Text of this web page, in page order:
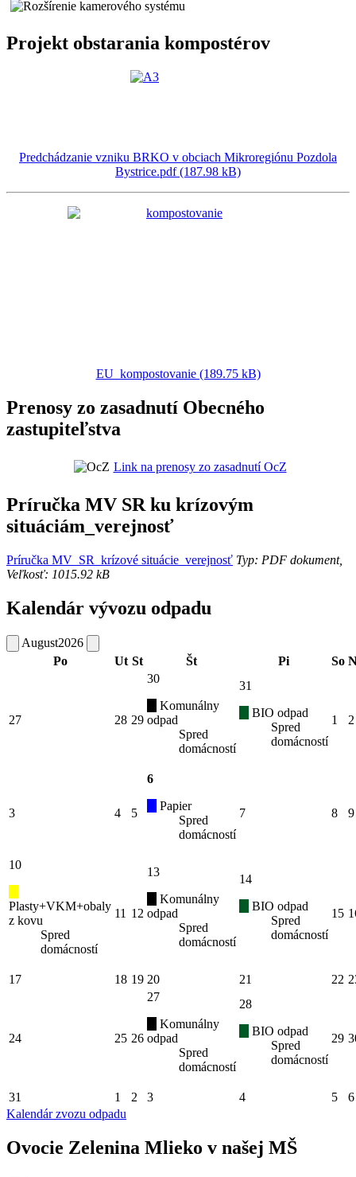
Projekt obstarania kompostérov
Predchádzanie vzniku BRKO v obciach Mikroregiónu Pozdola
Bystrice.pdf (187.98 kB)
EU_kompostovanie (189.75 kB)
Prenosy zo zasadnutí Obecného
zastupiteľstva
Link na prenosy zo zasadnutí OcZ
Príručka MV SR ku krízovým
situáciám_verejnosť
Príručka MV_SR_krízové situácie_verejnosť Typ: PDF dokument,
Veľkosť: 1015.92 kB
Kalendár vývozu odpadu
August2026
Po
Ut St Št Pi So
27 28 29
30
Komunálny
odpad
Spred
domácností
31
BIO odpad
Spred
domácností
1 2
3 4 5
6
Papier
Spred
domácností
7 8 9
10
Plasty+VKM+obaly
z kovu
Spred
domácností
11 12
13
Komunálny
odpad
Spred
domácností
14
BIO odpad
Spred
domácností
15
17 18 19 20 21 22
24 25 26
27
Komunálny
odpad
Spred
domácností
28
BIO odpad
Spred
domácností
29
31 1 2 3 4 5
6
Kalendár zvozu odpadu
Ovocie Zelenina Mlieko v našej MŠ